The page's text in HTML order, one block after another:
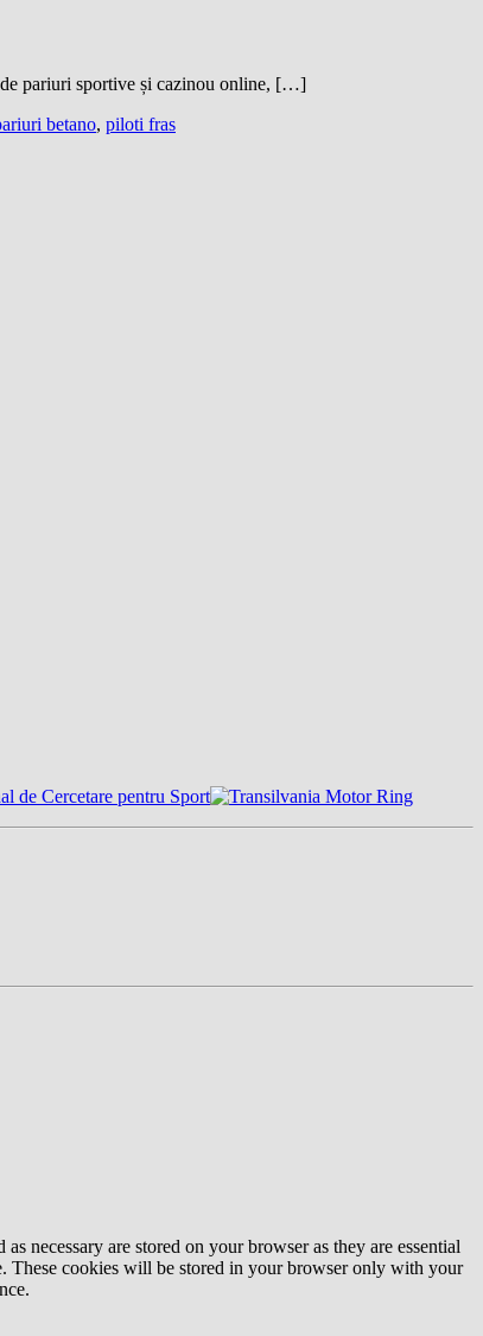
pariuri sportive și cazinou online, […]
betano, piloti fras
necessary are stored on your browser as they are essential
These cookies will be stored in your browser only with your